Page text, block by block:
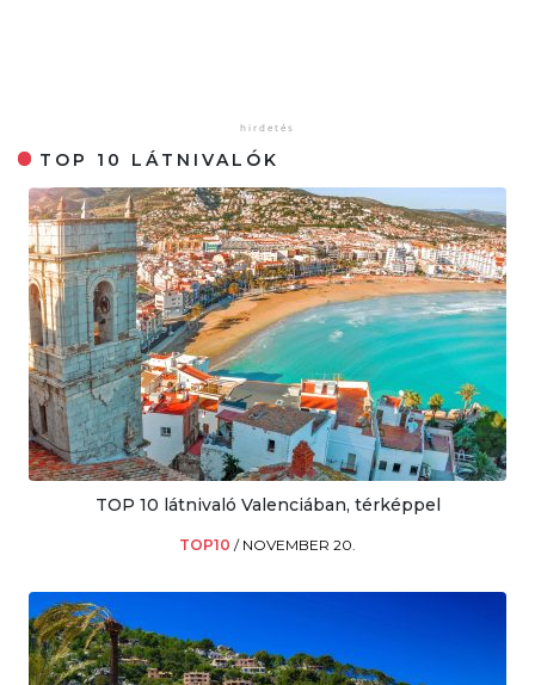
TOP 10 LÁTNIVALÓK
TOP 10 látnivaló Valenciában, térképpel
TOP10 / NOVEMBER 20.